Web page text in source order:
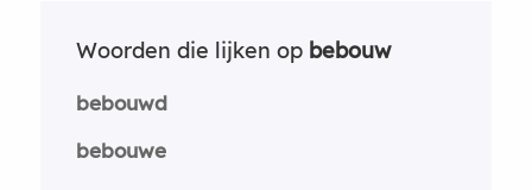
Woorden die lijken op bebouw
bebouwd
bebouwe